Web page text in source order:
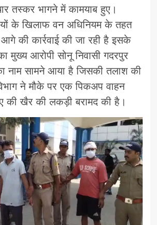
तस्कर भागने में कामयाब हुए।
के खिलाफ वन अधिनियम के तहत
की कार्रवाई की जा रही है इसके
मुख्य आरोपी सोनू निवासी गदरपुर
नाम सामने आया है जिसकी तलाश की
ने मौके पर एक पिकअप वाहन
की खैर की लकड़ी बरामद की है।